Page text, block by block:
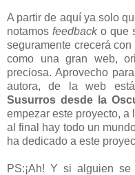
A partir de aquí ya solo
notamos feedbacko que
seguramente crecerá
como una gran web,
preciosa. Aprovecho
autora, de la web
Susurros desde la
empezar este proyecto,
al final hay todo un
ha dedicado a este
PS:¡Ah! Y si alguien